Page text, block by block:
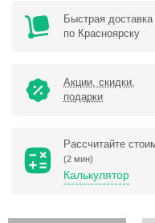
Быстрая доставка
по Красноярску
Акции, скидки,
подарки
Рассчитайте
(2 мин)
Калькулятор